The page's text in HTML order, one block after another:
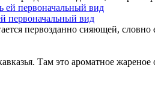
первоначальный вид
первозданно сияющей, словно
Там это ароматное